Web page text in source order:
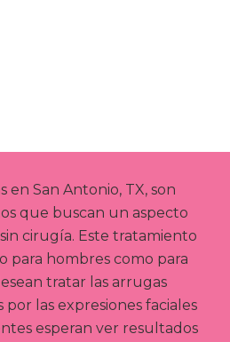
en San Antonio, TX, son
que buscan un aspecto
cirugía. Este tratamiento
para hombres como para
tratar las arrugas
por las expresiones faciales
esperan ver resultados